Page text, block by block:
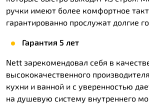
ручки имеют более комфортное
гарантированно прослужат долгие
Гарантия 5 лет
Nett зарекомендовал себя в
высококачественного
кухни и ванной и с уверенностью
на душевую систему внутреннего